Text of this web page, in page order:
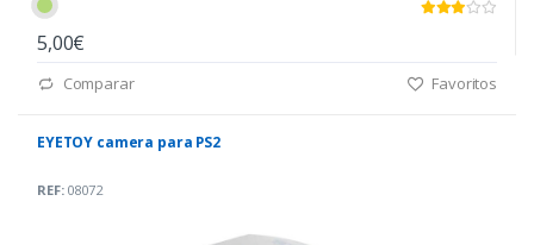
5,00€
Comparar Favoritos
EYETOY camera para PS2
REF:08072